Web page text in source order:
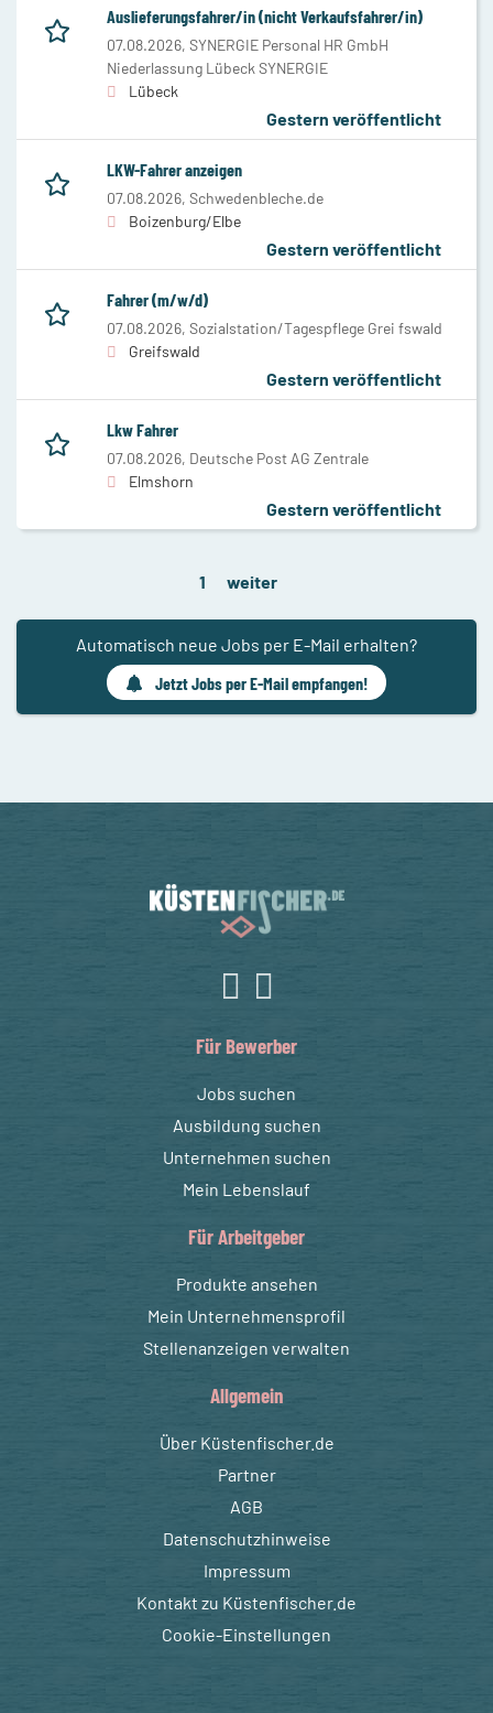
Auslieferungsfahrer/in (nicht Verkaufsfahrer/in)
07.08.2026, SYNERGIE Personal HR GmbH
Niederlassung Lübeck SYNERGIE
Lübeck
Gestern veröffentlicht
LKW-Fahrer anzeigen
07.08.2026, Schwedenbleche.de
Boizenburg/Elbe
Gestern veröffentlicht
Fahrer (m/w/d)
07.08.2026, Sozialstation/Tagespflege Grei fswald
Greifswald
Gestern veröffentlicht
Lkw Fahrer
07.08.2026, Deutsche Post AG Zentrale
Elmshorn
Gestern veröffentlicht
1 weiter
Automatisch neue Jobs per E-Mail erhalten?
Jetzt Jobs per E-Mail empfangen!
Für Bewerber
Jobs suchen
Ausbildung suchen
Unternehmen suchen
Mein Lebenslauf
Für Arbeitgeber
Produkte ansehen
Mein Unternehmensprofil
Stellenanzeigen verwalten
Allgemein
Über Küstenfischer.de
Partner
AGB
Datenschutzhinweise
Impressum
Kontakt zu Küstenfischer.de
Cookie-Einstellungen